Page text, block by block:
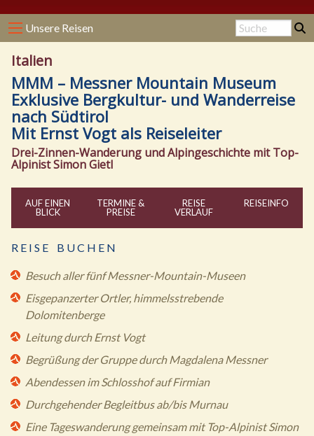
Unsere Reisen
Italien
MMM – Messner Mountain Museum
Exklusive Bergkultur- und Wanderreise
nach Südtirol
Mit Ernst Vogt als Reiseleiter
Drei-Zinnen-Wanderung und Alpingeschichte mit Top-
Alpinist Simon Gietl
AUF EINEN
BLICK
TERMINE &
PREISE
REISE
VERLAUF
REISEINFO
R E I S E B U C H E N
Besuch aller fünf Messner-Mountain-Museen
Eisgepanzerter Ortler, himmelsstrebende
Dolomitenberge
Leitung durch Ernst Vogt
Begrüßung der Gruppe durch Magdalena Messner
Abendessen im Schlosshof auf Firmian
Durchgehender Begleitbus ab/bis Murnau
Eine Tageswanderung gemeinsam mit Top-Alpinist Simon